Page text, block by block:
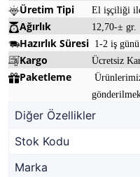
Üretim Tipi El işçiliği
Ağırlık 12,70-± gr.
Hazırlık Süresi 1-2 iş
Kargo Ücretsiz
Paketleme
Diğer Özellikler
Stok Kodu
Marka